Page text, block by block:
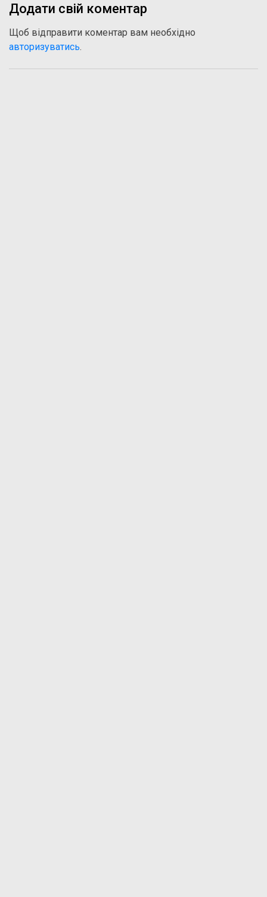
Додати свій коментар
Щоб відправити коментар вам необхідно
авторизуватись.